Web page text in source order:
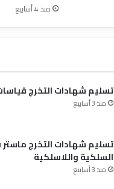
منذ 4 أسابيع
تسليم شهادات التخرج
منذ 3 أسابيع
تسليم شهادات التخرج ماستر
السلكية واللاسلكية
منذ 3 أسابيع